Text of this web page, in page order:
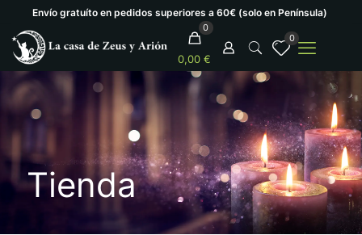
Envío gratuíto en pedidos superiores a 60€ (solo en Península)
0
0,00 €
0
Tienda